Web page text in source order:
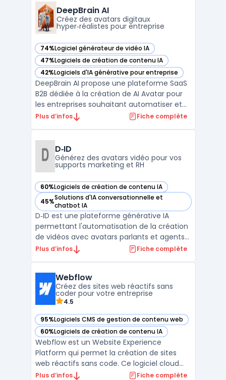
marketing, de la communication, mais
aussi les médias ...
DeepBrain AI
Créez des avatars digitaux
hyper‑réalistes pour entreprise
74%Logiciel générateur de vidéo IA
— voir DeepBrain AI dans cette catégorie
47%Logiciels de création de contenu IA
— voir DeepBrain AI dans cette catégorie
42%Logiciels d'IA générative pour entreprise
— voir DeepBrain AI dans cette catégorie
DeepBrain AI propose une plateforme SaaS
B2B dédiée à la création de AI Avatar pour
les entreprises souhaitant automatiser et
personnaliser l’interaction client à grande
utilisent cette technologie pour organiser
leur ...
Plus d’infos Fiche complète
D‑ID
Générez des avatars vidéo pour vos
supports marketing et RH
60%Logiciels de création de contenu IA
— voir D‑ID dans cette catégorie
45%Solutions d'IA conversationnelle et
chatbot IA
— voir D‑ID dans cette catégorie
D‑ID est une plateforme générative IA
permettant l'automatisation de la création
de vidéos avec avatars parlants et agents
visuels interactifs à partir d’images fixes,
ou services marketing utilisent D‑ID pour
tran ...
Plus d’infos Fiche complète
Webflow
Créez des sites web réactifs sans
coder pour votre entreprise
4.5
95%Logiciels CMS de gestion de contenu web
— voir Webflow dans cette catégorie
60%Logiciels de création de contenu IA
— voir Webflow dans cette catégorie
Webflow est un Website Experience
Platform qui permet la création de sites
web réactifs sans code. Ce logiciel cloud
cible les professionnels souhaitant
Plus d’infos Fiche complète